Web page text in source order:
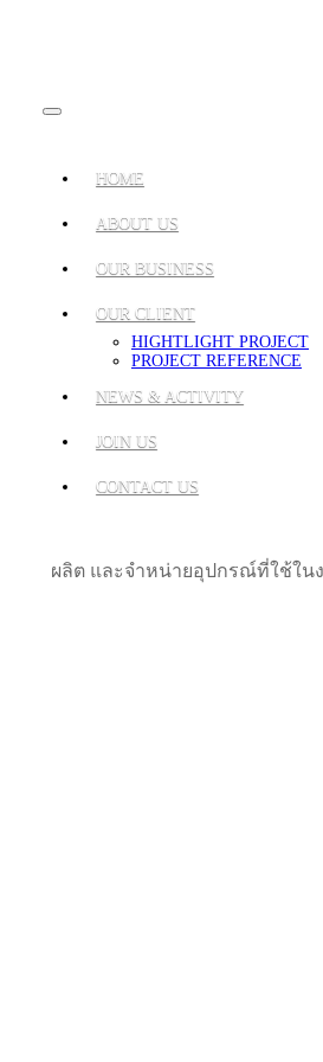
HOME
ABOUT US
OUR BUSINESS
OUR CLIENT
HIGHTLIGHT PROJECT
PROJECT REFERENCE
NEWS & ACTIVITY
JOIN US
CONTACT US
ผลิต และจำหน่ายอุปกรณ์ที่ใช้ใน